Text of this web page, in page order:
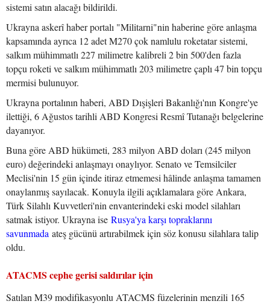
sistemi satın alacağı bildirildi.
Ukrayna askerî haber portalı "Militarni"nin haberine göre anlaşma
kapsamında ayrıca 12 adet M270 çok namlulu roketatar sistemi,
salkım mühimmatlı 227 milimetre kalibreli 2 bin 500'den fazla
topçu roketi ve salkım mühimmatlı 203 milimetre çaplı 47 bin topçu
mermisi bulunuyor.
Ukrayna portalının haberi, ABD Dışişleri Bakanlığı'nın Kongre'ye
ilettiği, 6 Ağustos tarihli ABD Kongresi Resmî Tutanağı belgelerine
dayanıyor.
Buna göre ABD hükümeti, 283 milyon ABD doları (245 milyon
euro) değerindeki anlaşmayı onaylıyor. Senato ve Temsilciler
Meclisi'nin 15 gün içinde itiraz etmemesi hâlinde anlaşma tamamen
onaylanmış sayılacak. Konuyla ilgili açıklamalara göre Ankara,
Türk Silahlı Kuvvetleri'nin envanterindeki eski model silahları
satmak istiyor. Ukrayna ise Rusya'ya karşı topraklarını
savunmada ateş gücünü artırabilmek için söz konusu silahlara talip
oldu.
ATACMS cephe gerisi saldırılar için
Satılan M39 modifikasyonlu ATACMS füzelerinin menzili 165